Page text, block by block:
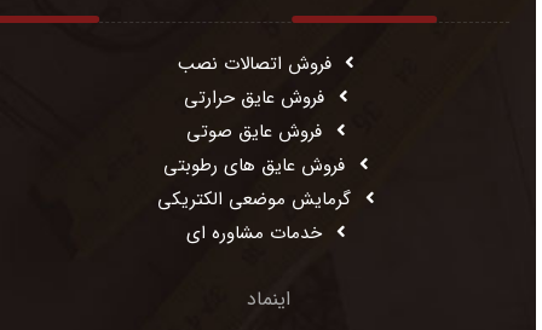
فروش اتصالات نصب
فروش عایق حرارتی
فروش عایق صوتی
فروش عایق های رطوبتی
گرمایش موضعی الکتریکی
خدمات مشاوره ای
اینماد